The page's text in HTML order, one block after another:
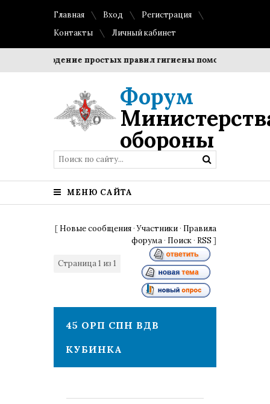
Главная Вход
Регистрация
Контакты
Личный кабинет
Соблюдение простых правил гигиены помогает
Форум
обороны
МЕНЮ САЙТА
[ Новые сообщения ·Участники · Правила
форума · Поиск · RSS ]
Страница1 из 1
45 ОРП СПН ВДВ
КУБИНКА